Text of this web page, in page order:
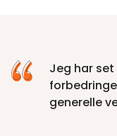
Jeg har
generelle